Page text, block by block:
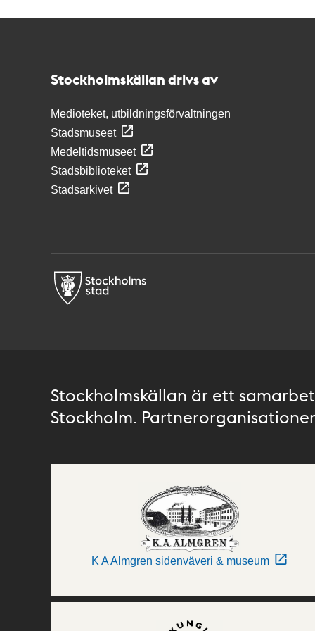
Stockholmskällan drivs av
Medioteket, utbildningsförvaltningen
Stadsmuseet
Medeltidsmuseet
Stadsbiblioteket
Stadsarkivet
Stockholmskällan är ett
Stockholm.
K A Almgren sidenväveri & museum